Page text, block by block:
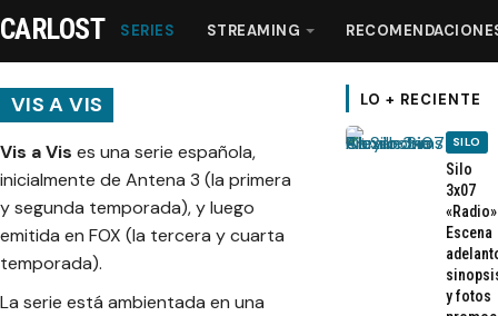
Series
Streaming
Recomendaciones
CARLOST SERIES STREAMING
VIS A VIS
Vis a Vis es una serie española,
inicialmente de Antena 3 (la primera
y segunda temporada), y luego
emitida en FOX (la tercera y cuarta
temporada).
La serie está ambientada en una
LO + RECIENTE
SILO
Silo
3x07
Escena
y fotos